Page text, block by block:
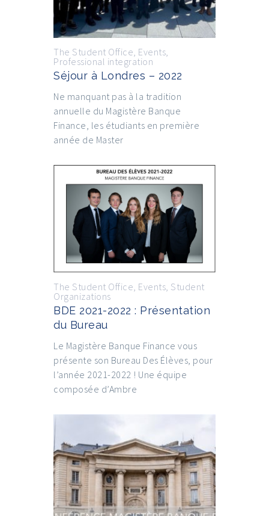
The Student Office, Events,
Professional integration
Séjour à Londres – 2022
Ne manquant pas à la tradition
annuelle du Magistère Banque
Finance, les étudiants en première
année de Master
The Student Office Events Student
Organizations
BDE 2021-2022 : Présentation
du Bureau
Le Magistère Banque Finance vous
présente son Bureau Des Élèves, pour
l’année 2021-2022 ! Une équipe
composée d’Ambre